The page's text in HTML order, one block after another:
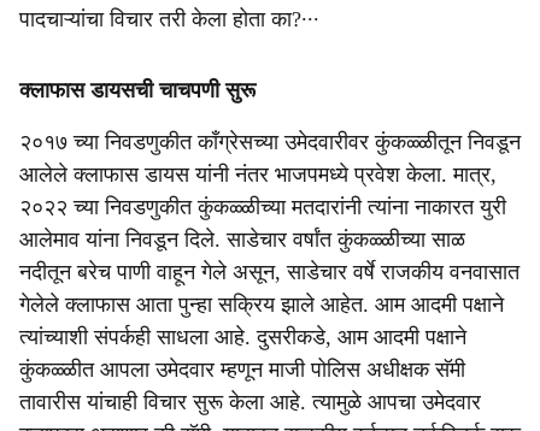
पादचाऱ्यांचा विचार तरी केला होता का?∙∙∙
क्लाफास डायसची चाचपणी सुरू
२०१७ च्या निवडणुकीत काँग्रेसच्या उमेदवारीवर कुंकळ्ळीतून निवडून
आलेले क्लाफास डायस यांनी नंतर भाजपमध्ये प्रवेश केला. मात्र,
२०२२ च्या निवडणुकीत कुंकळ्ळीच्या मतदारांनी त्यांना नाकारत युरी
आलेमाव यांना निवडून दिले. साडेचार वर्षांत कुंकळ्ळीच्या साळ
नदीतून बरेच पाणी वाहून गेले असून, साडेचार वर्षे राजकीय वनवासात
गेलेले क्लाफास आता पुन्हा सक्रिय झाले आहेत. आम आदमी पक्षाने
त्यांच्याशी संपर्कही साधला आहे. दुसरीकडे, आम आदमी पक्षाने
कुंकळ्ळीत आपला उमेदवार म्हणून माजी पोलिस अधीक्षक सॅमी
तावारीस यांचाही विचार सुरू केला आहे. त्यामुळे आपचा उमेदवार